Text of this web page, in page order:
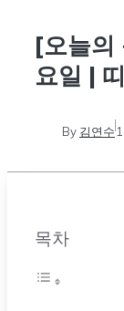
[오늘의
요일 |
By 김연수
목차